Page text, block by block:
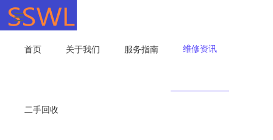
首页 关于我们 服务指南 维修资讯
二手回收